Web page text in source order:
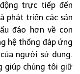
trực tiếp đến
phát triển các sản
đáo hơn về con
hệ thống đáp ứng
người sử dụng.
giúp chúng tôi giữ